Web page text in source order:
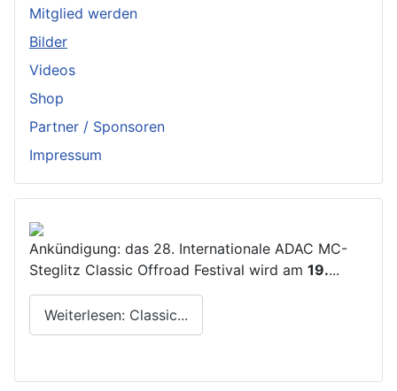
Mitglied werden
Bilder
Videos
Shop
Partner / Sponsoren
Impressum
Ankündigung: das 28. Internationale ADAC MC-
Steglitz Classic Offroad Festival wird am 19....
Weiterlesen: Classic...